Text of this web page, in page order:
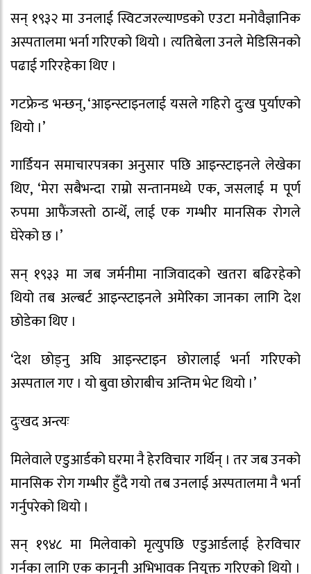
सन् १९३२ मा उनलाई स्विटजरल्याण्डको एउटा मनोवैज्ञानिक
अस्पतालमा भर्ना गरिएको थियो । त्यतिबेला उनले मेडिसिनको
पढाई गरिरहेका थिए ।
गटफ्रेन्ड भन्छन्, ‘आइन्स्टाइनलाई यसले गहिरो दुःख पुर्याएको
थियो ।’
गार्डियन समाचारपत्रका अनुसार पछि आइन्स्टाइनले लेखेका
थिए, ‘मेरा सबैभन्दा राम्रो सन्तानमध्ये एक, जसलाई म पूर्ण
रुपमा आफैंजस्तो ठान्थेँ, लाई एक गम्भीर मानसिक रोगले
घेरेको छ ।’
सन् १९३३ मा जब जर्मनीमा नाजिवादको खतरा बढिरहेको
थियो तब अल्बर्ट आइन्स्टाइनले अमेरिका जानका लागि देश
छोडेका थिए ।
‘देश छोड्नु अघि आइन्स्टाइन छोरालाई भर्ना गरिएको
अस्पताल गए । यो बुवा छोराबीच अन्तिम भेट थियो ।’
दुःखद अन्त्यः
मिलेवाले एडुआर्डको घरमा नै हेरविचार गर्थिन् । तर जब उनको
मानसिक रोग गम्भीर हुँदै गयो तब उनलाई अस्पतालमा नै भर्ना
गर्नुपरेको थियो ।
सन् १९४८ मा मिलेवाको मृत्युपछि एडुआर्डलाई हेरविचार
गर्नका लागि एक कानूनी अभिभावक नियुक्त गरिएको थियो ।